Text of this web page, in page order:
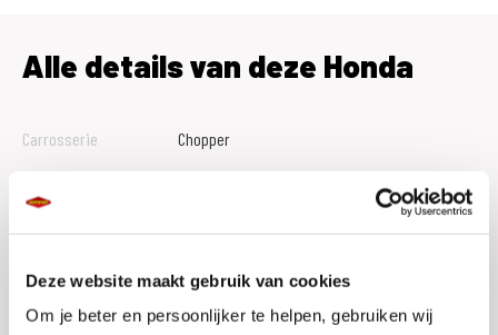
Deze website maakt gebruik van cookies
Om je beter en persoonlijker te helpen, gebruiken wij
Alle details van deze Honda
Carrosserie
Chopper
Vestiging
Assen